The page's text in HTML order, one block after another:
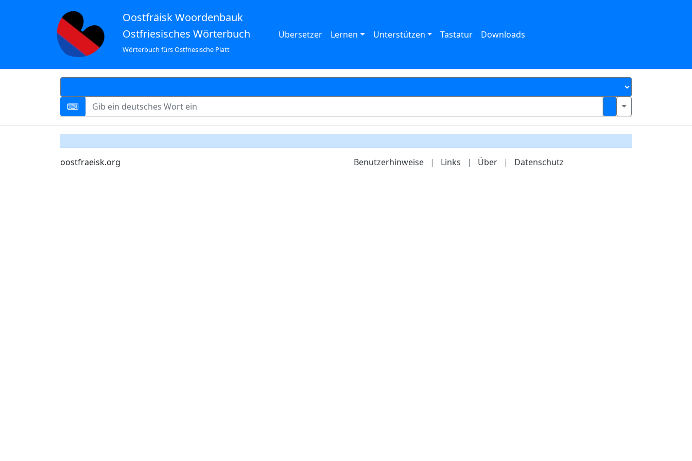
Oostfräisk Woordenbauk
Ostfriesisches Wörterbuch
Wörterbuch fürs Ostfriesische Platt
Übersetzer Lernen Unterstützen Tastatur Downloads
oostfraeisk.org Benutzerhinweise | Links | Über | Datenschutz